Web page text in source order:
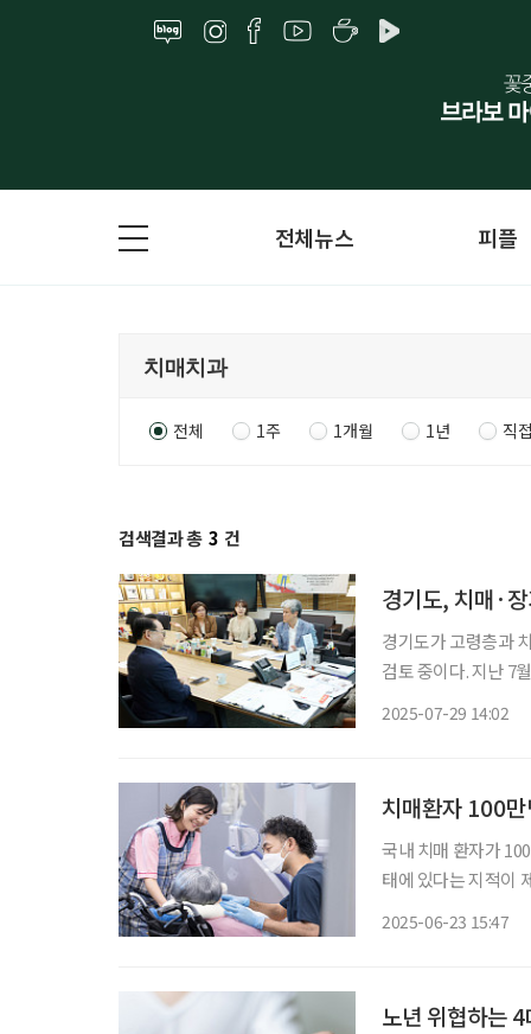
전체뉴스 피플
전체 1주 1개월 1년 직
검색결과 총 3 건
경기도, 치매·
경기도가 고령층과
검토 중이다. 지난 7
2025-07-29 14:02
치매환자 100
국내 치매 환자가
태에 있다는 지적이
2025-06-23 15:47
노년 위협하는